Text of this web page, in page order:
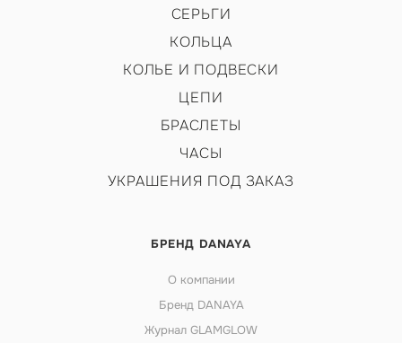
СЕРЬГИ
КОЛЬЦА
КОЛЬЕ И ПОДВЕСКИ
ЦЕПИ
БРАСЛЕТЫ
ЧАСЫ
УКРАШЕНИЯ ПОД ЗАКАЗ
БРЕНД DANAYA
О компании
Бренд DANAYA
Журнал GLAMGLOW